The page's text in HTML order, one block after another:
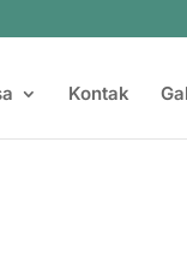
Kontak